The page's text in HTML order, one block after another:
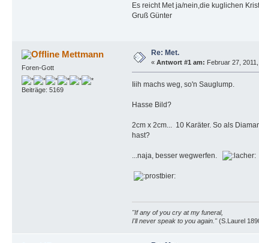
Es reicht Met ja/nein,die kuglichen
Gruß Günter
Mettmann
Foren-Gott
Beiträge: 5169
Re: Met.
« Antwort #1 am: Februar 27,
Iiih machs weg, so'n Sauglump.
Hasse Bild?
2cm x 2cm... 10 Karäter. So als
hast?
...naja, besser wegwerfen.
"If any of you cry at my funeral,
I'll never speak to you again."(S.Laurel